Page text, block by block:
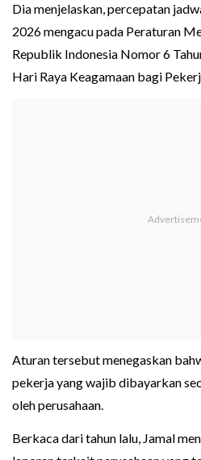
Dia menjelaskan, percepatan
2026 mengacu pada Peraturan
Republik Indonesia Nomor 6
Hari Raya Keagamaan bagi
Aturan tersebut menegaskan
pekerja yang wajib dibayarkan
oleh perusahaan.
Berkaca dari tahun lalu, Jamal